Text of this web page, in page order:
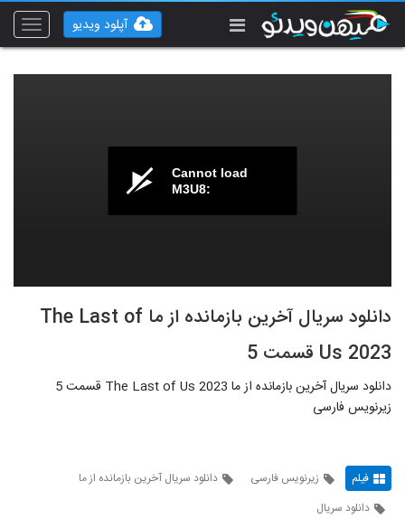
Toggle
آپلود ویدیو
Cannot load
M3U8:
دانلود سریال آخرین بازمانده از ما The Last of
Us 2023 قسمت 5
دانلود سریال آخرین بازمانده از ما The Last of Us 2023 قسمت 5
زیرنویس فارسی
فیلم زیرنویس فارسی
دانلود سریال آخرین بازمانده از ما
دانلود سریال